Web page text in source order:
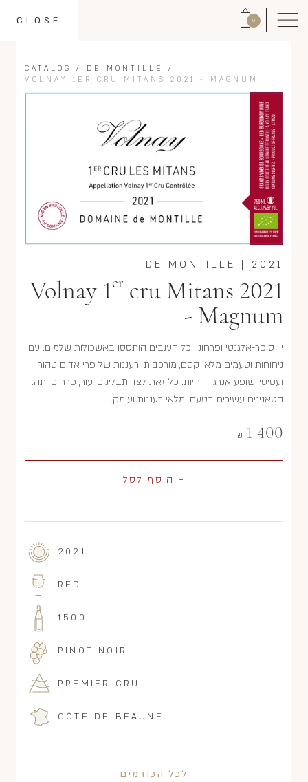
0
CLOSE
CATALOG / DE MONTILLE
/
VOLNAY 1ER CRU MITANS 2021 - MAGNUM
2021
|
DE MONTILLE
Volnay 1er cru Mitans 2021
- Magnum
יין סופר-אלגנטי ופרחוני. כל הענבים הותססו באשכולות שלמים. עם
ניחוחות וטעמים מלאי קסם, מורכבות ורעננות של פרי אדום טהור
ועסיסי, שופע אנרגיה וחיוּת. כל זאת לצד תבלינים, עור, פרחים ותה.
הטאנינים עשירים בטעם ומלאי רעננות ועומק.
1 400
₪
+ הוסף לסל
2021
RED
1500
PINOT NOIR
PREMIER CRU
CÔTE DE BEAUNE
לכל הכורמים